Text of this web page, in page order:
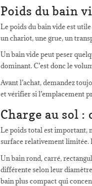
Poids du bain
Le poids du bain vide est
un chariot, une grue, un
Un bain vide peut peser
dominant. C’est donc le
Avant l’achat, demandez
et vérifier si l’emplacement
Charge au sol
Le poids total est important,
surface relativement limitée.
Un bain rond, carré,
différente selon leur
bain plus compact qui